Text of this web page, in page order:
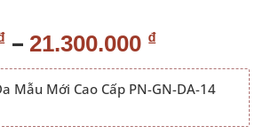
– 21.300.000 ₫
Mẫu Mới Cao Cấp PN-GN-DA-14